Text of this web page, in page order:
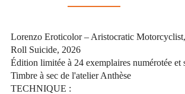
Lorenzo Eroticolor – Aristocratic
Roll Suicide, 2026
Édition limitée à 24 exemplaires numérotée et
Timbre à sec de l'atelier Anthèse
TECHNIQUE :